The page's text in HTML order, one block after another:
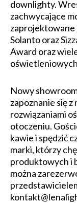
downlighty.
zachwycające
zaprojektowane
Solanto oraz
Award oraz
Nowy
zapoznanie się
rozwiązaniami
otoczeniu.
kawie i spędzić
marki, którzy
produktowych i
można